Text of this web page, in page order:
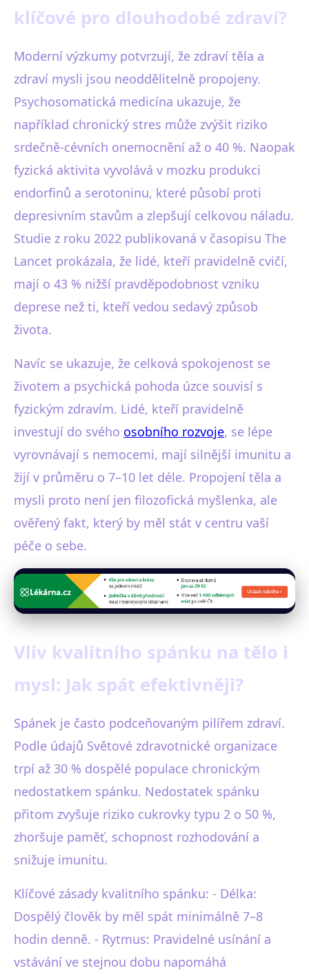
klíčové pro dlouhodobé zdraví?
Moderní výzkumy potvrzují, že zdraví těla a
zdraví mysli jsou neoddělitelně propojeny.
Psychosomatická medicína ukazuje, že
například chronický stres může zvýšit riziko
srdečně-cévních onemocnění až o 40 %. Naopak
fyzická aktivita vyvolává v mozku produkci
endorfinů a serotoninu, které působí proti
depresivním stavům a zlepšují celkovou náladu.
Studie z roku 2022 publikovaná v časopisu The
Lancet prokázala, že lidé, kteří pravidelně cvičí,
mají o 43 % nižší pravděpodobnost vzniku
deprese než ti, kteří vedou sedavý způsob
života.
Navíc se ukazuje, že celková spokojenost se
životem a psychická pohoda úzce souvisí s
fyzickým zdravím. Lidé, kteří pravidelně
investují do svého osobního rozvoje, se lépe
vyrovnávají s nemocemi, mají silnější imunitu a
žijí v průměru o 7–10 let déle. Propojení těla a
mysli proto není jen filozofická myšlenka, ale
ověřený fakt, který by měl stát v centru vaší
péče o sebe.
Vliv kvalitního spánku na tělo i
mysl: Jak spát efektivněji?
Spánek je často podceňovaným pilířem zdraví.
Podle údajů Světové zdravotnické organizace
trpí až 30 % dospělé populace chronickým
nedostatkem spánku. Nedostatek spánku
přitom zvyšuje riziko cukrovky typu 2 o 50 %,
zhoršuje paměť, schopnost rozhodování a
snižuje imunitu.
Klíčové zásady kvalitního spánku: - Délka:
Dospělý člověk by měl spát minimálně 7–8
hodin denně. - Rytmus: Pravidelné usínání a
vstávání ve stejnou dobu napomáhá